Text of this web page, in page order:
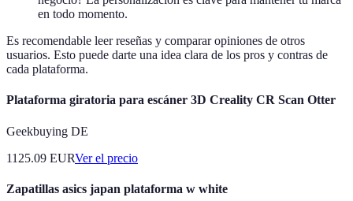
en todo momento.
Es recomendable leer reseñas y comparar opiniones de otros
usuarios. Esto puede darte una idea clara de los pros y contras de
cada plataforma.
Plataforma giratoria para escáner 3D Creality CR Scan Otter
Geekbuying DE
1125.09 EURVer el precio
Zapatillas asics japan plataforma w white